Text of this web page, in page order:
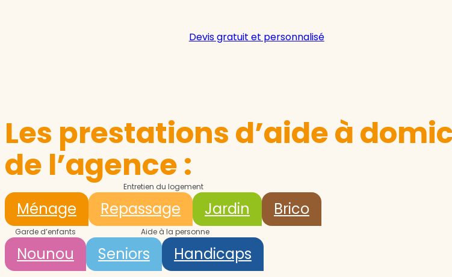
Devis gratuit et personnalisé
Les prestations d’aide à
de l’agence :
Entretien du logement
Ménage Repassage Jardin Brico
Garde d’enfants
Nounou
Aide à la personne
Seniors Handicaps